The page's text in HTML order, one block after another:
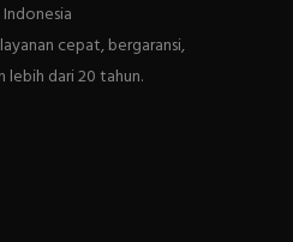
cepat, bergaransi,
lebih dari 20 tahun.